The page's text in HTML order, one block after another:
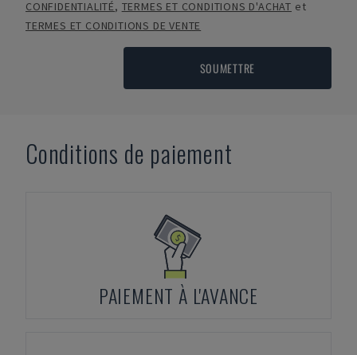
CONFIDENTIALITÉ, TERMES ET CONDITIONS D'ACHAT et
TERMES ET CONDITIONS DE VENTE
SOUMETTRE
Conditions de paiement
PAIEMENT À L'AVANCE